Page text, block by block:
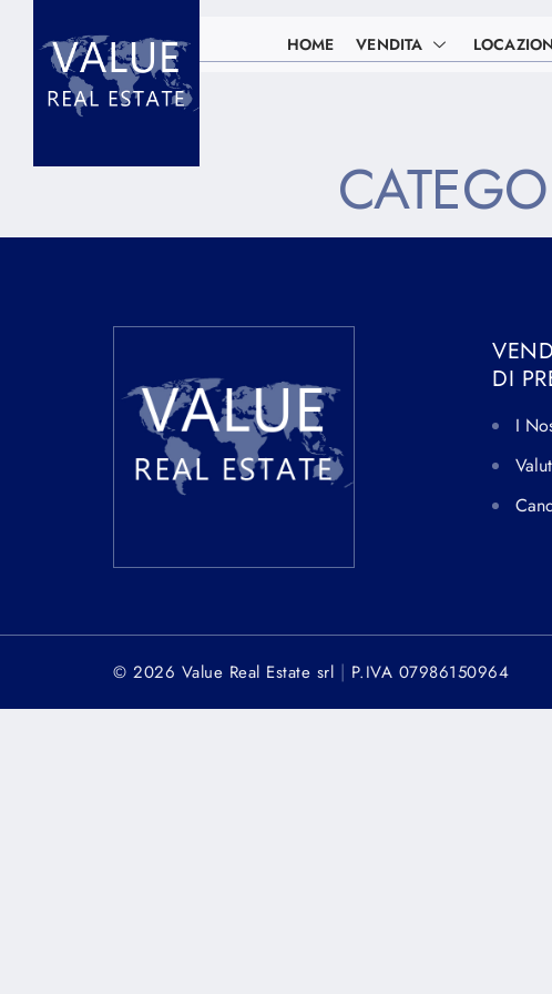
HOME VENDITA
DI
I
© 2026 Value Real Estate srl | P.IVA 07986150964